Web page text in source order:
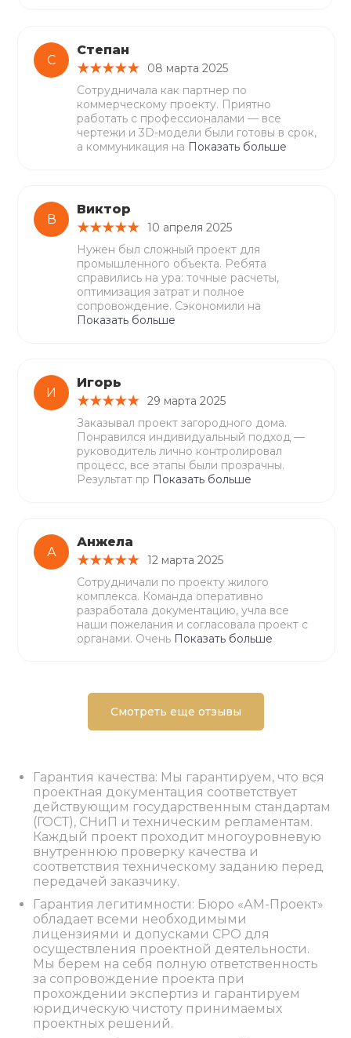
С
Степан
08 марта 2025
Сотрудничала как партнер по
коммерческому проекту. Приятно
работать с профессионалами — все
чертежи и 3D-модели были готовы в срок,
а коммуникация на Показать больше
В
Виктор
10 апреля 2025
Нужен был сложный проект для
промышленного объекта. Ребята
справились на ура: точные расчеты,
оптимизация затрат и полное
сопровождение. Сэкономили на
Показать больше
И
Игорь
29 марта 2025
Заказывал проект загородного дома.
Понравился индивидуальный подход —
руководитель лично контролировал
процесс, все этапы были прозрачны.
Результат пр Показать больше
А
Анжела
12 марта 2025
Сотрудничали по проекту жилого
комплекса. Команда оперативно
разработала документацию, учла все
наши пожелания и согласовала проект с
органами. Очень Показать больше
Смотреть еще отзывы
Гарантия качества: Мы гарантируем, что вся
проектная документация соответствует
действующим государственным стандартам
(ГОСТ), СНиП и техническим регламентам.
Каждый проект проходит многоуровневую
внутреннюю проверку качества и
соответствия техническому заданию перед
передачей заказчику.
Гарантия легитимности: Бюро «АМ-Проект»
обладает всеми необходимыми
лицензиями и допусками СРО для
осуществления проектной деятельности.
Мы берем на себя полную ответственность
за сопровождение проекта при
прохождении экспертиз и гарантируем
юридическую чистоту принимаемых
проектных решений.